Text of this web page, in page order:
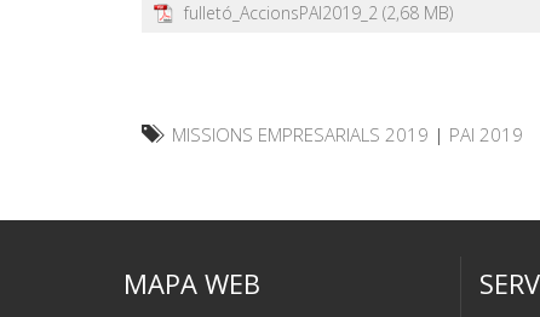
fulletó_AccionsPAI2019_2
MISSIONS EMPRESARIALS 2019 | PAI 2019
MAPA WEB